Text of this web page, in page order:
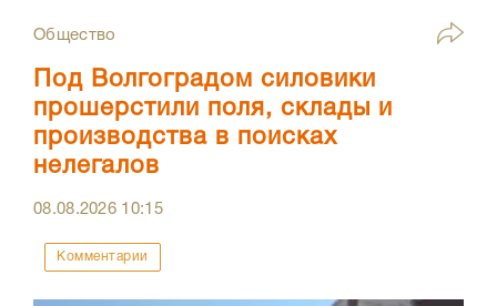
Общество
Под Волгоградом силовики
прошерстили поля, склады и
производства в поисках
нелегалов
08.08.2026 10:15
Комментарии